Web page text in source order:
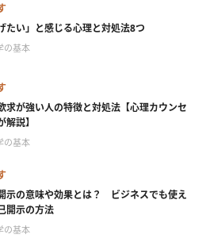
たい」と感じる心理と対処法8つ
の基本
求が強い人の特徴と対処法【心理カウンセ
解説】
の基本
示の意味や効果とは？ ビジネスでも使え
開示の方法
の基本